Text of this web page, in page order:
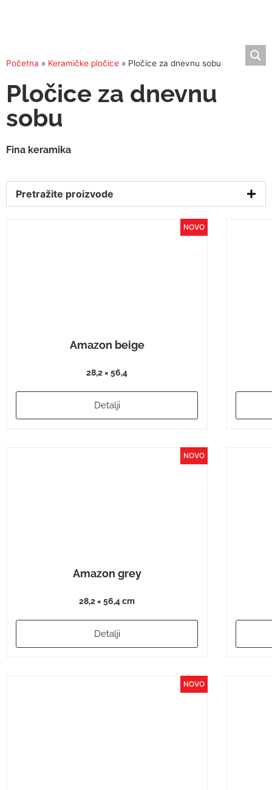
Početna » Keramičke pločice » Pločice za dnevnu sobu
Pločice za dnevnu
sobu
Fina keramika
Pretražite proizvode
Amazon beige
28,2 × 56,4
Detalji
Amazon grey
28,2 × 56,4 cm
Detalji